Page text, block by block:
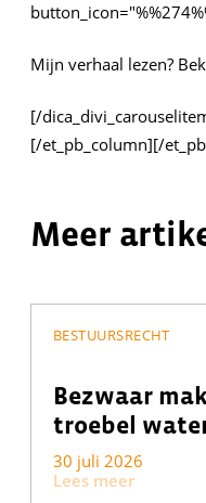
Mijn verhaal lezen?
[/
[/et_pb_column][/
Meer
BESTUURSRECHT
Bezwaar
troebel
30 juli 2026
Lees meer